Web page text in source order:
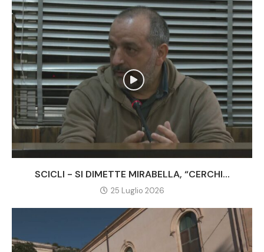
SCICLI - SI DIMETTE MIRABELLA, “CERCHI...
25 Luglio 2026